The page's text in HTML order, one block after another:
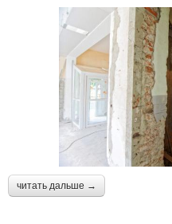
читать дальше →